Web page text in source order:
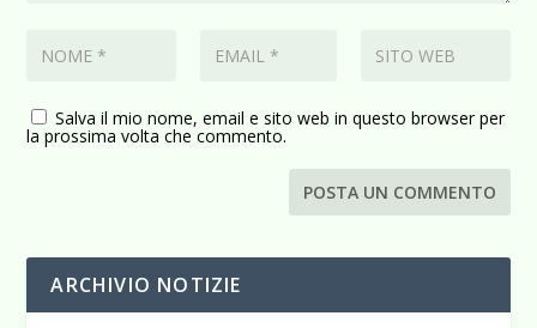
Salva il mio nome, email e sito web in questo browser per
la prossima volta che commento.
ARCHIVIO NOTIZIE